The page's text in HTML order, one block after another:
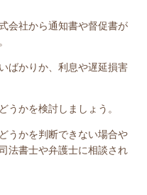
会社から通知書や督促書が
ばかりか、利息や遅延損害
うかを検討しましょう。
うかを判断できない場合や
法書士や弁護士に相談され